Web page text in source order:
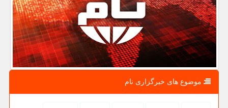
موضوع های خبرگزاری نام